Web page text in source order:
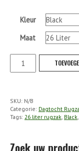
Kleur
Maat
Columbia
-
Rugzak
aantal
SKU: N/B
Categorie: Dagtocht
Tags: 26 liter rugzak Black
Zoek uw